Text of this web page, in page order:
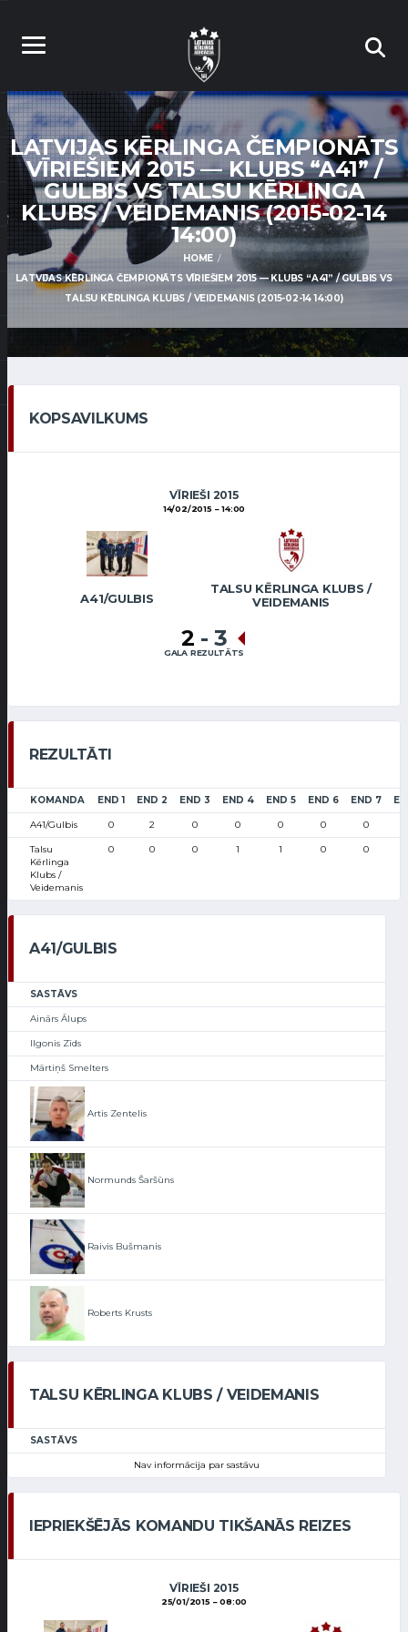
LATVIJAS KĒRLINGA ČEMPIONĀTS
VĪRIEŠIEM 2015 — KLUBS “A41” /
GULBIS VS TALSU KĒRLINGA
KLUBS / VEIDEMANIS (2015-02-14
14:00)
HOME
LATVIJAS KĒRLINGA ČEMPIONĀTS VĪRIEŠIEM 2015 — KLUBS “A41” / GULBIS VS
TALSU KĒRLINGA KLUBS / VEIDEMANIS (2015-02-14 14:00)
KOPSAVILKUMS
VĪRIEŠI 2015
14/02/2015 14:00
A41/GULBIS
TALSU KĒRLINGA KLUBS /
VEIDEMANIS
2 - 3
GALA REZULTĀTS
REZULTĀTI
KOMANDA END 1 END 2 END 3 END 4 END 5 END 6 END 7
A41/Gulbis 0 2 0 0 0 0 0
Talsu
Kērlinga
Klubs /
Veidemanis
0 0 0 1 1 0 0
A41/GULBIS
SASTĀVS
Ainārs Ālups
Ilgonis Zīds
Mārtiņš Smelters
Artis Zentelis
Normunds Šaršūns
Raivis Bušmanis
Roberts Krusts
TALSU KĒRLINGA KLUBS / VEIDEMANIS
SASTĀVS
Nav informācija par sastāvu
IEPRIEKŠĒJĀS KOMANDU TIKŠANĀS REIZES
VĪRIEŠI 2015
25/01/2015 08:00